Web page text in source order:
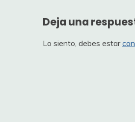
entradas
Deja una
Lo siento, debes estar